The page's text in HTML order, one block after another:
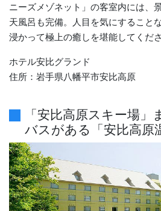
ニーズメゾネット」の客室内には、
天風呂も完備。人目を気にすること
浸かって極上の癒しを堪能してくださ
ホテル安比グランド
住所：岩手県八幡平市安比高原
「安比高原スキー場
バスがある「安比高原